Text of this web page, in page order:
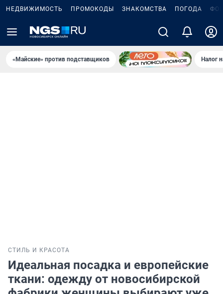
НЕДВИЖИМОСТЬ ПРОМОКОДЫ ЗНАКОМСТВА ПОГОДА
«Майские» против подставщиков Налог
СТИЛЬ И КРАСОТА
Идеальная посадка и европейские
ткани: одежду от новосибирской